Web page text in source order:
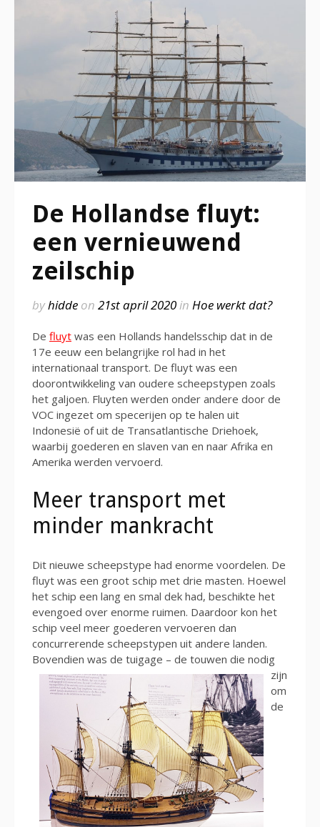
De Hollandse fluyt:
een vernieuwend
zeilschip
byhidde on 21st april 2020in Hoe werkt dat?
De fluyt was een Hollands handelsschip dat in de
17e eeuw een belangrijke rol had in het
internationaal transport. De fluyt was een
doorontwikkeling van oudere scheepstypen zoals
het galjoen. Fluyten werden onder andere door de
VOC ingezet om specerijen op te halen uit
Indonesië of uit de Transatlantische Driehoek,
waarbij goederen en slaven van en naar Afrika en
Amerika werden vervoerd.
Meer transport met
minder mankracht
Dit nieuwe scheepstype had enorme voordelen. De
fluyt was een groot schip met drie masten. Hoewel
het schip een lang en smal dek had, beschikte het
evengoed over enorme ruimen. Daardoor kon het
schip veel meer goederen vervoeren dan
concurrerende scheepstypen uit andere landen.
Bovendien was de tuigage – de touwen die nodig
zijn
om
de